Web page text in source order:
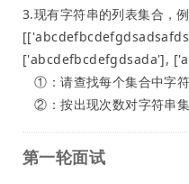
3.现有字符串的列表集合，例
['abcdefbcdefgdsada'],
①：请查找每个集合中字
②：按出现次数对字符串
第一轮面试